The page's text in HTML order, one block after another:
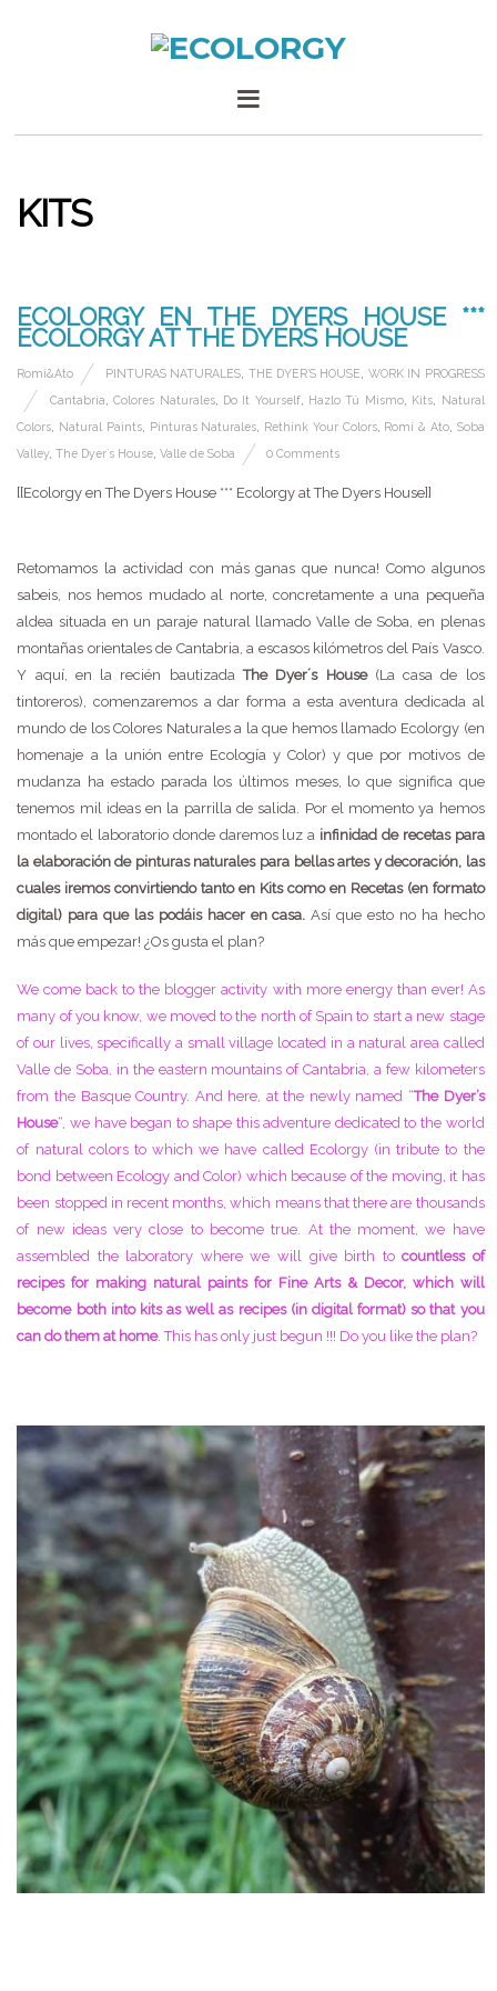
KITS
ECOLORGY EN THE DYERS HOUSE ***
ECOLORGY AT THE DYERS HOUSE
Romi&Ato PINTURAS NATURALES THE DYER´S HOUSE
WORK IN PROGRESS
Cantabria ,Colores Naturales, Do It Yourself, Hazlo Tú Mismo, Kits
Natural
Colors
Natural Paints, Pinturas Naturales Rethink Your Colors, Romi & Ato, Soba
Valley,The Dyer´s House ,Valle de Soba 0 Comments
[[Ecolorgy en The Dyers House *** Ecolorgy at The Dyers House]]
Retomamos la actividad con más ganas que nunca! Como algunos
sabeis, nos hemos mudado al norte, concretamente a una pequeña
aldea situada en un paraje natural llamado Valle de Soba, en plenas
montañas orientales de Cantabria, a escasos kilómetros del País Vasco.
Y aquí, en la recién bautizadaThe Dyer´s House(La casa de los
tintoreros), comenzaremos a dar forma a esta aventura dedicada al
mundo de los Colores Naturales a la que hemos llamado Ecolorgy (en
homenaje a la unión entre Ecología y Color) y que por motivos de
mudanza ha estado parada los últimos meses, lo que significa que
tenemos mil ideas en la parrilla de salida. Por el momento ya hemos
montado el laboratorio donde daremos luz a infinidad de recetas para
la elaboración de pinturas naturales para bellas artes y decoración, las
cuales iremos convirtiendo tanto en Kits como en Recetas (en formato
digital) para que las podáis hacer en casa. Así que esto no ha hecho
más que empezar! ¿Os gusta el plan?
We come back to the blogger activity with more energy than ever! As
many of you know, we moved to the north of Spain to start a new stage
of our lives, specifically a small village located in a natural area called
Valle de Soba, in the eastern mountains of Cantabria, a few kilometers
from the Basque Country. And here, at the newly named “The Dyer’s
House“, we have began to shape this adventure dedicated to the world
of natural colors to which we have called Ecolorgy (in tribute to the
bond between Ecology and Color) which because of the moving, it has
been stopped in recent months, which means that there are thousands
of new ideas very close to become true. At the moment, we have
assembled the laboratory where we will give birth tocountless of
recipes for making natural paints for Fine Arts & Decor, which will
become both into kits as well as recipes (in digital format) so that you
can do them at home. This has only just begun !!! Do you like the plan?